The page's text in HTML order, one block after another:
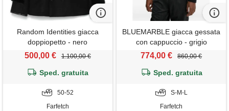
Random Identities giacca
doppiopetto - nero
500,00 € 1.100,00 €
Sped. gratuita
50-52
Farfetch
BLUEMARBLE giacca gessata
con cappuccio - grigio
774,00 € 860,00 €
Sped. gratuita
S-M-L
Farfetch